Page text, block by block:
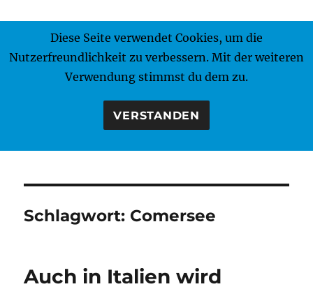
MENÜ
Schlagwort: Comersee
Auch in Italien wird
Diese Seite verwendet Cookies, um die
Nutzerfreundlichkeit zu verbessern. Mit der weiteren
Verwendung stimmst du dem zu.
VERSTANDEN